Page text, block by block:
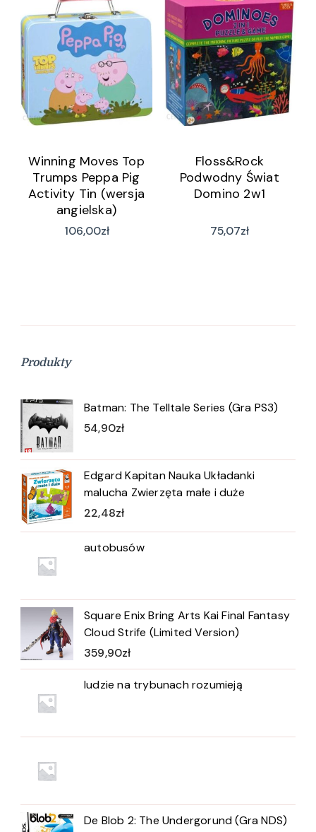
Winning Moves Top
Trumps Peppa Pig
Activity Tin (wersja
angielska)
106,00zł
Floss&Rock
Podwodny Świat
Domino 2w1
75,07zł
Produkty
Batman: The Telltale Series (Gra PS3)
54,90zł
Edgard Kapitan Nauka Układanki
malucha Zwierzęta małe i duże
22,48zł
autobusów
Square Enix Bring Arts Kai Final Fantasy
Cloud Strife (Limited Version)
359,90zł
ludzie na trybunach rozumieją
De Blob 2: The Undergorund (Gra NDS)